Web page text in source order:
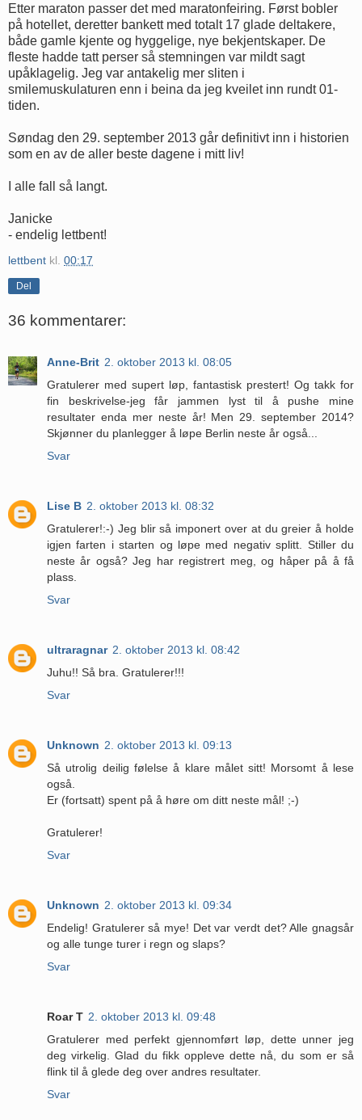
Etter maraton passer det med maratonfeiring. Først bobler
på hotellet, deretter bankett med totalt 17 glade deltakere,
både gamle kjente og hyggelige, nye bekjentskaper. De
fleste hadde tatt perser så stemningen var mildt sagt
upåklagelig. Jeg var antakelig mer sliten i
smilemuskulaturen enn i beina da jeg kveilet inn rundt 01-
tiden.
Søndag den 29. september 2013 går definitivt inn i historien
som en av de aller beste dagene i mitt liv!
I alle fall så langt.
Janicke
- endelig lettbent!
lettbent kl. 00:17
Del
36 kommentarer:
Anne-Brit 2. oktober 2013 kl. 08:05
Gratulerer med supert løp, fantastisk prestert! Og takk for
fin beskrivelse-jeg får jammen lyst til å pushe mine
resultater enda mer neste år! Men 29. september 2014?
Skjønner du planlegger å løpe Berlin neste år også...
Svar
Lise B 2. oktober 2013 kl. 08:32
Gratulerer!:-) Jeg blir så imponert over at du greier å holde
igjen farten i starten og løpe med negativ splitt. Stiller du
neste år også? Jeg har registrert meg, og håper på å få
plass.
Svar
ultraragnar 2. oktober 2013 kl. 08:42
Juhu!! Så bra. Gratulerer!!!
Svar
Unknown 2. oktober 2013 kl. 09:13
Så utrolig deilig følelse å klare målet sitt! Morsomt å lese
også.
Er (fortsatt) spent på å høre om ditt neste mål! ;-)
Gratulerer!
Svar
Unknown 2. oktober 2013 kl. 09:34
Endelig! Gratulerer så mye! Det var verdt det? Alle gnagsår
og alle tunge turer i regn og slaps?
Svar
Roar T 2. oktober 2013 kl. 09:48
Gratulerer med perfekt gjennomført løp, dette unner jeg
deg virkelig. Glad du fikk oppleve dette nå, du som er så
flink til å glede deg over andres resultater.
Svar